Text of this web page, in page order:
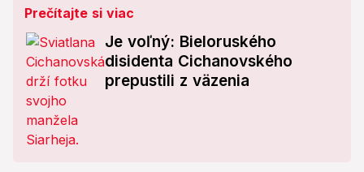
Prečítajte si viac
Je voľný: Bieloruského
disidenta Cichanovského
prepustili z väzenia